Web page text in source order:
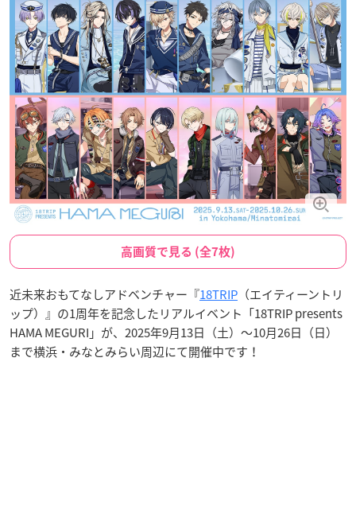
高画質で見る (全7枚)
近未来おもてなしアドベンチャー『18TRIP （エイティーントリ
ップ）』の1周年を記念したリアルイベント「18TRIP presents
HAMA MEGURI」が、2025年9月13日（土）〜10月26日（日）
まで横浜・みなとみらい周辺にて開催中です！